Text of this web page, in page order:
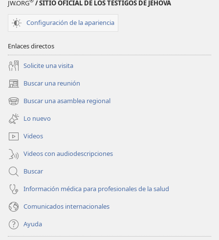
de 2024de 2024
JW.ORG / SITIO OFICIAL DE LOS TESTIGOS DE JEHOVÁ
Configuración de la apariencia
Enlaces directos
Solicite una visita
Buscar una reunión
(abre
una
nueva
ventana)
Buscar una asamblea regional
(abre
una
nueva
ventana)
Lo nuevo
Videos
Videos con audiodescripciones
Buscar
Información médica para profesionales de la salud
Comunicados internacionales
Ayuda